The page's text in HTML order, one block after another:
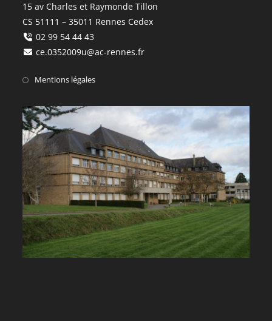
15 av Charles et Raymonde Tillon
CS 51111 – 35011 Rennes Cedex
02 99 54 44 43
ce.0352009u@ac-rennes.fr
Mentions légales